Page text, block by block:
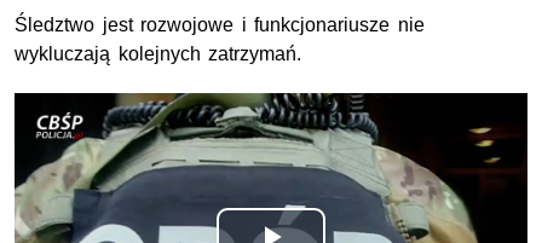
Śledztwo jest rozwojowe i funkcjonariusze nie
wykluczają kolejnych zatrzymań.